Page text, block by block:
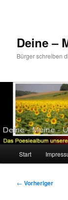
Deine –
Bürger schreiben
Start
Beitragsnavigation
← Vorheriger